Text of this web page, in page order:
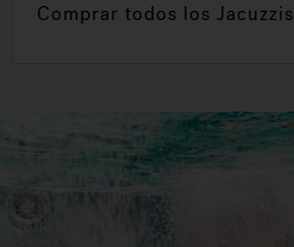
Comprar todos los Jacuzzis